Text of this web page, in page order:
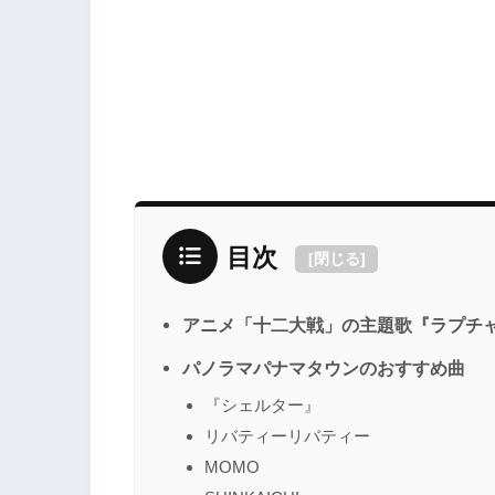
目次 [閉じる]
アニメ「十二大戦」の主題歌『ラプチ
パノラマパナマタウンのおすすめ曲
『シェルター』
リバティーリバティー
MOMO